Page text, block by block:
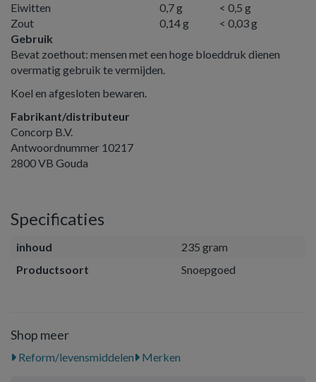
Eiwitten
0,7 g
< 0,5 g
Zout
0,14 g
< 0,03 g
Gebruik
Bevat zoethout: mensen met een hoge bloeddruk dienen
overmatig gebruik te vermijden.
Koel en afgesloten bewaren.
Fabrikant/distributeur
Concorp B.V.
Antwoordnummer 10217
2800 VB Gouda
Specificaties
inhoud
235 gram
Productsoort
Snoepgoed
Shop meer
Reform/levensmiddelen Merken